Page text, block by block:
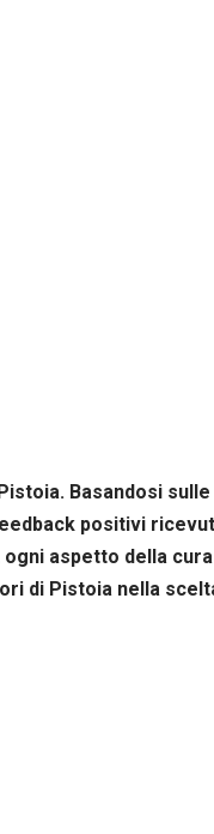
Basandosi
positivi
aspetto della
di Pistoia nella